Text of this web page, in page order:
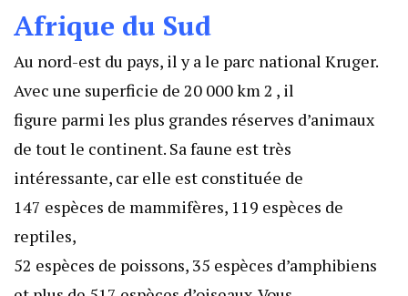
Afrique du Sud
Au nord-est du pays, il y a le parc national Kruger.
Avec une superficie de 20 000 km 2 , il
figure parmi les plus grandes réserves d’animaux
de tout le continent. Sa faune est très
intéressante, car elle est constituée de
147 espèces de mammifères, 119 espèces de
reptiles,
52 espèces de poissons, 35 espèces d’amphibiens